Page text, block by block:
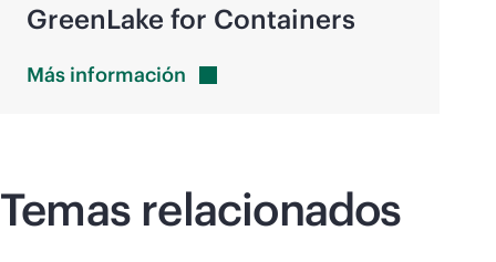
GreenLake for Containers
Más información
Temas relacionados